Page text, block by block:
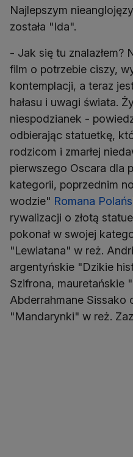
Najlepszym
została "Ida".
- Jak się tu znalazłem?
film o potrzebie ciszy,
kontemplacji, a teraz
hałasu i uwagi świata.
niespodzianek -
odbierając statuetkę,
rodzicom i zmarłej
pierwszego Oscara dla
kategorii, poprzednim
wodzie" Romana
rywalizacji o złotą
pokonał w swojej
"Lewiatana" w reż.
argentyńskie "Dzikie
Szifrona, mauretańskie
Abderrahmane Sissako
"Mandarynki" w reż.